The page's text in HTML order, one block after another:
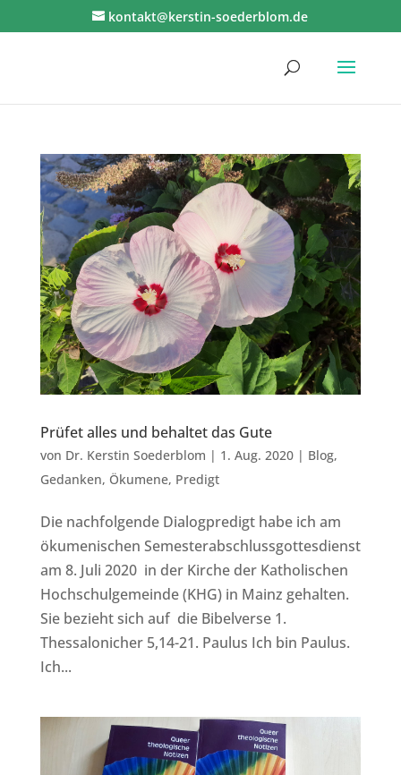
kontakt@kerstin-soederblom.de
Prüfet alles und behaltet das Gute
von Dr. Kerstin Soederblom | 1. Aug. 2020| Blog,
Gedanken, Ökumene, Predigt
Die nachfolgende Dialogpredigt habe ich am
ökumenischen Semesterabschlussgottesdienst
am 8. Juli 2020 in der Kirche der Katholischen
Hochschulgemeinde (KHG) in Mainz gehalten.
Sie bezieht sich auf die Bibelverse 1.
Thessalonicher 5,14-21. Paulus Ich bin Paulus.
Ich...